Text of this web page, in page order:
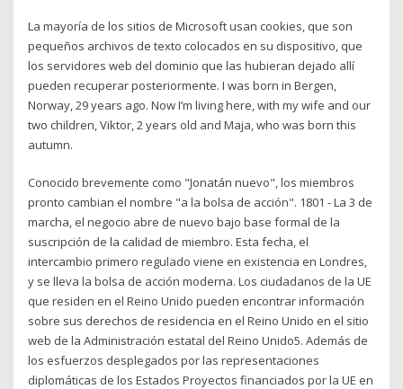
La mayoría de los sitios de Microsoft usan cookies, que son
pequeños archivos de texto colocados en su dispositivo, que
los servidores web del dominio que las hubieran dejado allí
pueden recuperar posteriormente. I was born in Bergen,
Norway, 29 years ago. Now I’m living here, with my wife and our
two children, Viktor, 2 years old and Maja, who was born this
autumn.
Conocido brevemente como "Jonatán nuevo", los miembros
pronto cambian el nombre "a la bolsa de acción". 1801 - La 3 de
marcha, el negocio abre de nuevo bajo base formal de la
suscripción de la calidad de miembro. Esta fecha, el
intercambio primero regulado viene en existencia en Londres,
y se lleva la bolsa de acción moderna. Los ciudadanos de la UE
que residen en el Reino Unido pueden encontrar información
sobre sus derechos de residencia en el Reino Unido en el sitio
web de la Administración estatal del Reino Unido5. Además de
los esfuerzos desplegados por las representaciones
diplomáticas de los Estados Proyectos financiados por la UE en